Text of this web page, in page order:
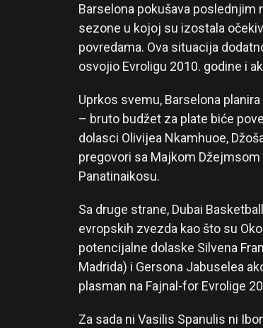
Barselona pokušava poslednjim
sezone u kojoj su izostala
povredama. Ova situacija
osvojio Evroligu 2010. godine i
Uprkos svemu, Barselona
– bruto budžet za plate biće
dolasci Olivijea Nkamhuoe,
pregovori sa Majkom
Panatinaikosu.
Sa druge strane, Dubai
evropskih zvezda kao što su
potencijalne dolaske Silvena
Madrida) i Gersona Jabuselea
plasman na Fajnal-for Evrolige
Za sada ni Vasilis Spanulis ni